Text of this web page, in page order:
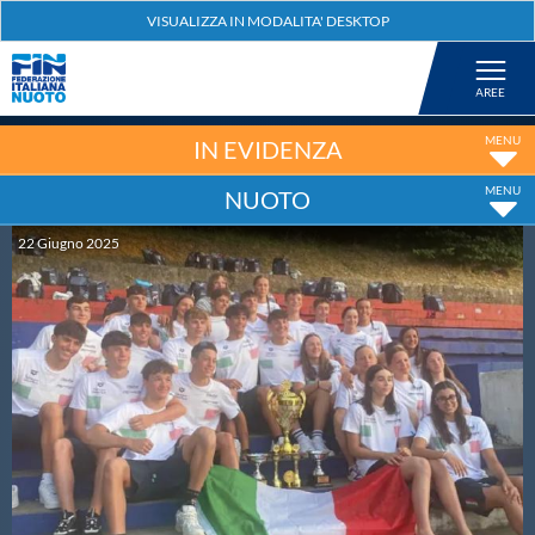
Nuoto
Tuffi
Artistico
Fondo
Salvamento
IN EVIDENZA
NUOTO
22Giugno2025